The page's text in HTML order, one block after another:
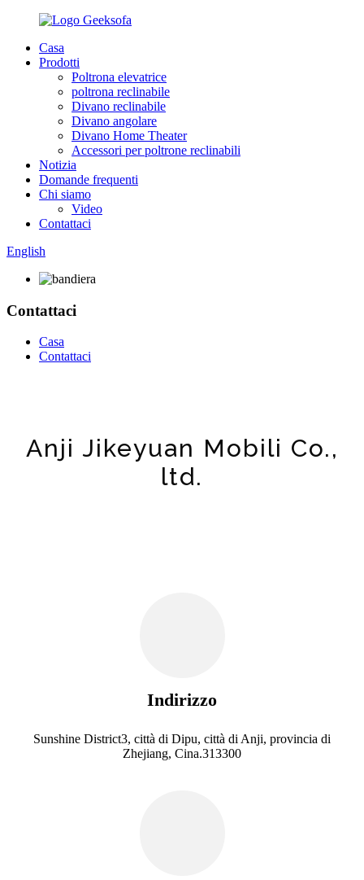
Casa
Prodotti
Poltrona elevatrice
poltrona reclinabile
Divano reclinabile
Divano angolare
Divano Home Theater
Accessori per poltrone reclinabili
Notizia
Domande frequenti
Chi siamo
Video
Contattaci
English
Contattaci
Casa
Contattaci
Anji Jikeyuan Mobili Co.,
ltd.
Indirizzo
Sunshine District3, città di Dipu, città di Anji, provincia di
Zhejiang, Cina.313300